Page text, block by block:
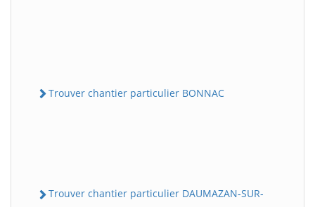
Trouver chantier particulier BONNAC
Trouver chantier particulier DAUMAZAN-SUR-